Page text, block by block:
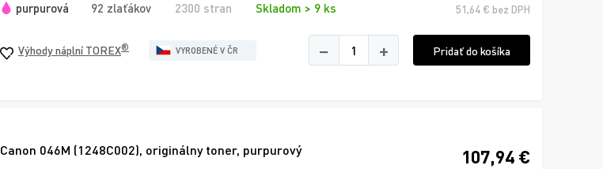
purpurová 92 zlaťákov 2300 stran Skladom > 9 ks 51,64 € bez DPH
Výhody náplní TOREX® VYROBENÉ V ČR − + Pridať do košíka
Canon 046M (1248C002), originálny toner, purpurový 107,94 €